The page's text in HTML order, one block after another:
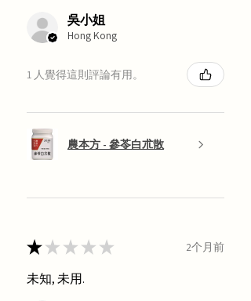
吳小姐
Hong Kong
1 人覺得這則評論有用。
農本方 - 參苓白朮散
★★★★★ 2个月前
未知, 未用.